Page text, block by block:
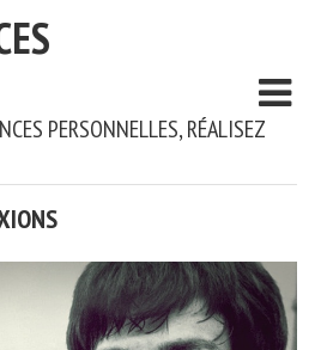
PERSONNELLES, RÉALISEZ